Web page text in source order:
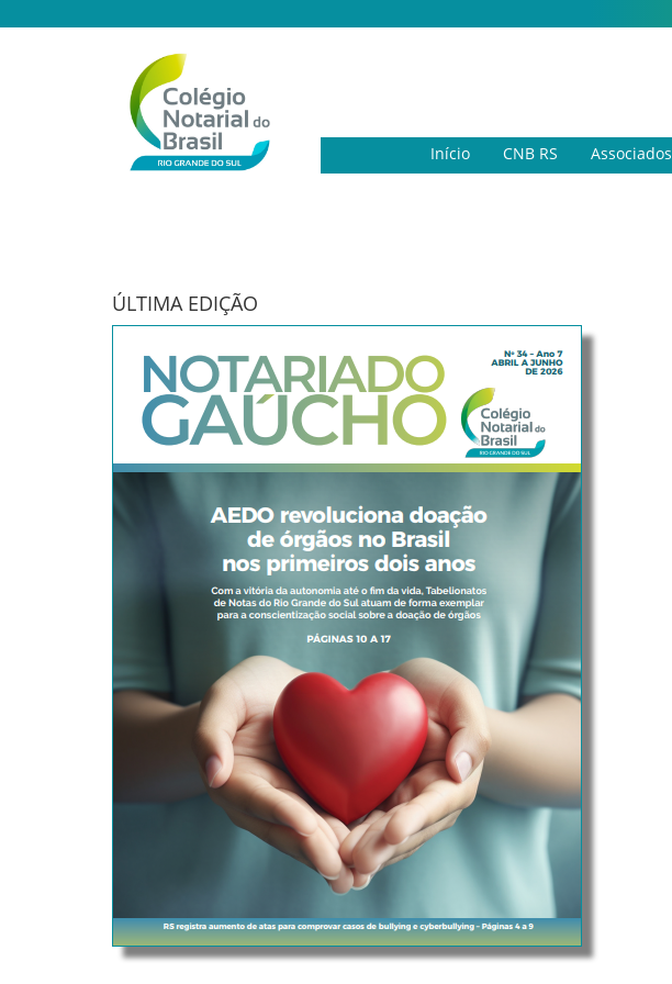
Início CNB RS Associados
ÚLTIMA EDIÇÃO